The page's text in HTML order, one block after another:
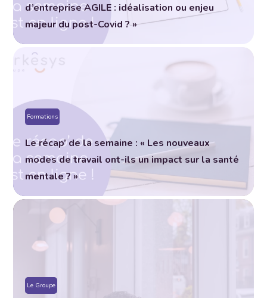
d’entreprise AGILE : idéalisation ou enjeu
majeur du post-Covid ? »
Formations
Le récap’ de la semaine : « Les nouveaux
modes de travail ont-ils un impact sur la santé
mentale ? »
Le Groupe